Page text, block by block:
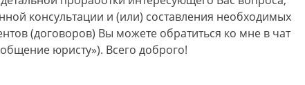
консультации и (или) составления необходимых
(договоров) Вы можете обратиться ко мне в чат
юристу»). Всего доброго!